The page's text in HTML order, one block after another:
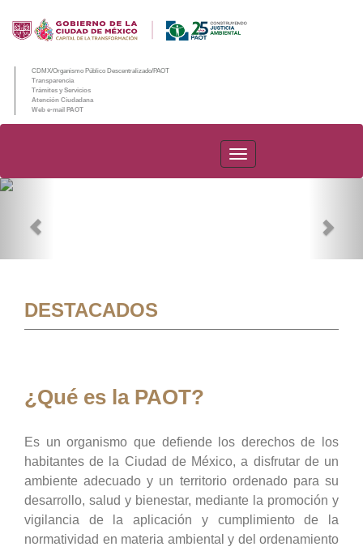
CDMX/Organismo Público Descentralizado/PAOT
Transparencia
Trámites y Servicios
Atención Ciudadana
Web e-mail PAOT
PAOT
DESTACADOS
¿Qué es la PAOT?
Es un organismo que defiende los derechos de los
habitantes de la Ciudad de México, a disfrutar de un
ambiente adecuado y un territorio ordenado para su
desarrollo, salud y bienestar, mediante la promoción y
vigilancia de la aplicación y cumplimiento de la
normatividad en materia ambiental y del ordenamiento